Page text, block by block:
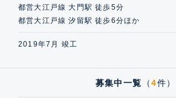
都営大江戸線 大門駅 徒歩5分
都営大江戸線 汐留駅 徒歩6分ほか
2019年7月 竣工
募集中一覧 （4件）